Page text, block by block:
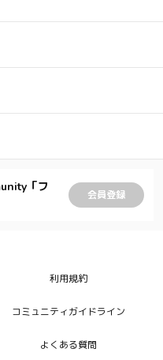
「フ
会員登録
利用規約
コミュニティガイドライン
よくある質問